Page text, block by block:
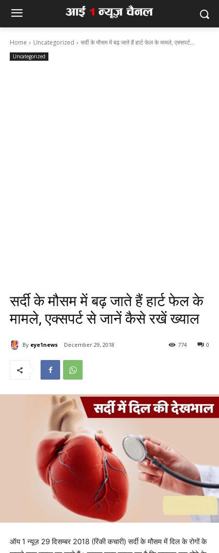
Home Uncategorized सर्दी के मौसम में बढ़ जाते हैं हार्ट फेल के मामले, एक्सपर्ट...
Uncategorized
सर्दी के मौसम में बढ़ जाते हैं हार्ट फेल के
मामले, एक्सपर्ट से जानें कैसे रखें ख्याल
By eye1news December 29, 2018 0
774
ऑय 1 न्यूज़ 29 दिसम्बर 2018 (रिंकी कचारी) सर्दी के मौसम में दिल के रोगों के